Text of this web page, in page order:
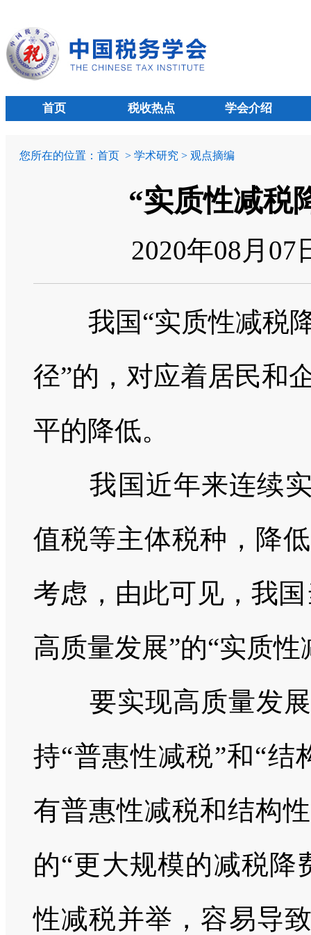
首页 税收热点 学会介绍
您所在的位置： 首页 > 学术研究 > 观点摘编
“实质性减税
2020年08月07
我国“实质性减税
径”的，对应着居民和
平的降低。
我国近年来连续
值税等主体税种，降
考虑，由此可见，我
高质量发展”的“实质性
要实现高质量发
持“普惠性减税”和“
有普惠性减税和结构
的“更大规模的减税降
性减税并举，容易导